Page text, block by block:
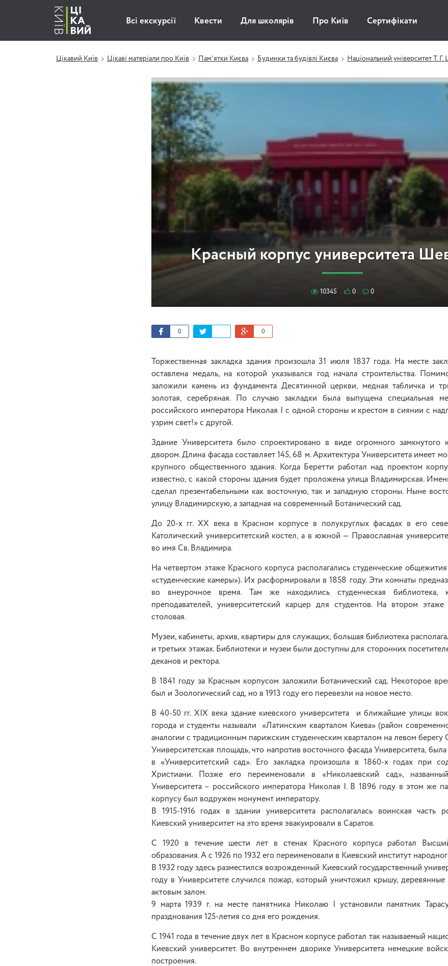
Всі екскурсії Квести Для школярів Про Київ Сертифікати
Цікавий Київ Цікаві матеріали про Київ Пам'ятки Києва Будинки та будівлі Києва Національний університет Т.
Красный корпус университета
10345 0 0
0 0
Торжественная закладка здания произошла 31 июля 1837 года. На месте
оставлена медаль, на которой указывался год начала строительства.
заложили камень из фундамента Десятинной церкви, медная табличка и
золотая, серебряная. По случаю закладки была выпущена специальная
российского императора Николая I с одной стороны и крестом в сиянии с
узрим свет!» с другой.
Здание Университета было спроектировано в виде огромного замкнутого
двором. Длина фасада составляет 145, 68 м. Архитектура Университета имеет
крупного общественного здания. Когда Беретти работал над проектом
известно, с какой стороны здания будет проложена улица Владимирская.
сделал презентабельными как восточную, так и западную стороны. Ныне
улицу Владимирскую, а западная на современный Ботанический сад.
До 20-х гг. ХХ века в Красном корпусе в полукруглых фасадах в его
Католический университетский костел, а в южной — Православная
во имя Св. Владимира.
На четвертом этаже Красного корпуса располагались студенческие
«студенческие камеры»). Их расформировали в 1858 году. Эти комнаты
во внеурочное время. Там же находились студенческая библиотека,
преподавателей, университетский карцер для студентов. На втором этаже
столовая.
Музеи, кабинеты, архив, квартиры для служащих, большая библиотека
и третьих этажах. Библиотеки и музеи были доступны для сторонних
деканов и ректора.
В 1841 году за Красным корпусом заложили Ботанический сад. Некоторое
был и Зоологический сад, но в 1913 году его перевезли на новое место.
В 40-50 гг. XIX века здание киевского университета и ближайшие улицы
города и студенты называли «Латинским кварталом Киева» (район
аналогии с традиционным парижским студенческим кварталом на левом
Университетская площадь, что напротив восточного фасада Университета,
в «Университетский сад». Его закладка произошла в 1860-х годах при
Христиани. Позже его переименовали в «Николаевский сад»,
Университета – российского императора Николая I. В 1896 году в этом же
корпусу был водружен монумент императору.
В 1915-1916 годах в здании университета располагалась воинская часть
Киевский университет на это время эвакуировали в Саратов.
С 1920 в течение шести лет в стенах Красного корпуса работал
образования. А с 1926 по 1932 его переименовали в Киевский институт
В 1932 году здесь разместился возрожденный Киевский государственный
году в Университете случился пожар, который уничтожил крышу, деревянные
актовым залом.
9 марта 1939 г. на месте памятника Николаю I установили памятник
празднования 125-летия со дня его рождения.
С 1941 года в течение двух лет в Красном корпусе работал так называемый
Киевский университет. Во внутреннем дворике Университета немецкие
построения.